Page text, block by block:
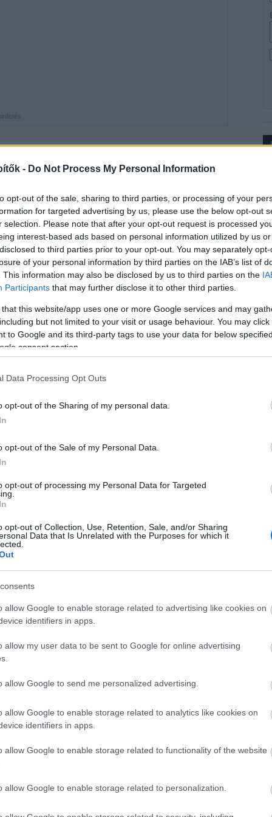
- Do Not Process My Personal Information
opt-out of the sale, sharing to third parties, or processing of your
for targeted advertising by us, please use the below opt-out
selection. Please note that after your opt-out request is processed
interest-based ads based on personal information utilized by us
to third parties prior to your opt-out. You may separately
of your personal information by third parties on the IAB’s list of
This information may also be disclosed by us to third parties on the
Participants that may further disclose it to other third parties.
that this website/app uses one or more Google services and may
but not limited to your visit or usage behaviour. You may
to Google and its third-party tags to use your data for below
consent section.
Data Processing Opt Outs
opt-out of the Sharing of my personal data.
opt-out of the Sale of my Personal Data.
opt-out of processing my Personal Data for Targeted
opt-out of Collection, Use, Retention, Sale, and/or Sharing
Data that Is Unrelated with the Purposes for which it
allow Google to enable storage related to advertising like cookies on
identifiers in apps.
allow my user data to be sent to Google for online advertising
allow Google to send me personalized advertising.
allow Google to enable storage related to analytics like cookies on
identifiers in apps.
allow Google to enable storage related to functionality of the website
allow Google to enable storage related to personalization.
Jósa András Oktatókórház
Kft
. generálkivitelezésében jött létre. Az Emberi
milliárd forintos beruházásával jelentősen
a 60 minigarzon összesen 118 férőhelyet
Oktatókórház főigazgatójaa fejlesztést lezáró
Főigazgatóság (OKFŐ) irányítása és felügyelete
év végére az egészségügyi szakdolgozók igénybe
használni, de itt helyeznek majd el más
is, akik kényelmes, igényes, magas
- tette hozzá a főigazgató.
magyarepitok.hu
is
3 szinten összesen nettó 1919,55 m2
a nővérszálló épületének kivitelezése, annak
rendszereire történő csatlakoztatása